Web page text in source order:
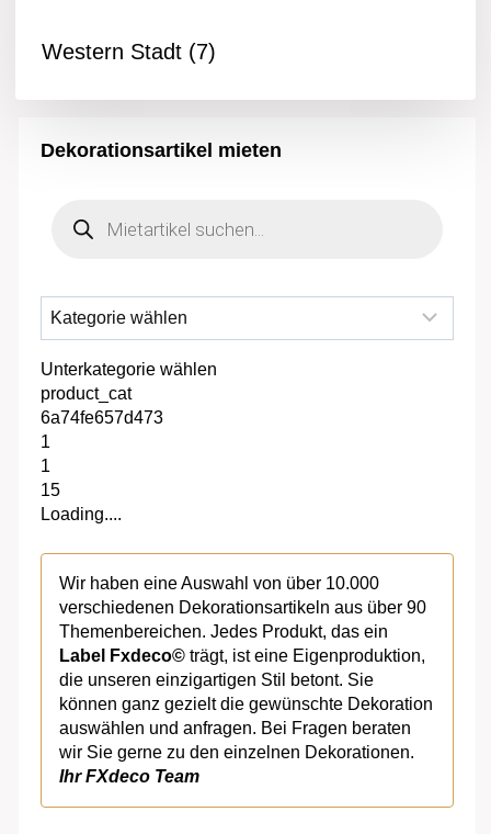
Western Stadt (7)
Dekorationsartikel mieten
search
Unterkategorie wählen
product_cat
6a74fe657d473
1
1
15
Loading....
Wir haben eine Auswahl von über 10.000
verschiedenen Dekorationsartikeln aus über 90
Themenbereichen. Jedes Produkt, das ein
Label Fxdeco©trägt, ist eine Eigenproduktion,
die unseren einzigartigen Stil betont. Sie
können ganz gezielt die gewünschte Dekoration
auswählen und anfragen. Bei Fragen beraten
wir Sie gerne zu den einzelnen Dekorationen.
Ihr FXdeco Team